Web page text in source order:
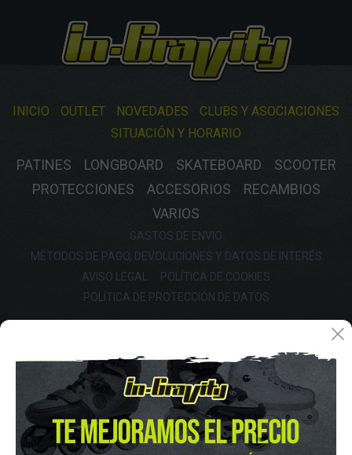
INICIO OUTLET NOVEDADES
CLUBS Y ASOCIACIONES
SITUACIÓN Y HORARIO
PATINES LONGBOARD SKATEBOARD
SCOOTER
PROTECCIONES
ACCESORIOS
RECAMBIOS
VARIOS
GASTOS DE ENVIO
MÉTODOS DE PAGO, DEVOLUCIONES Y DATOS DE INTERÉS
AVISO LEGAL
POLÍTICA DE COOKIES
POLÍTICA DE PROTECCIÓN DE DATOS